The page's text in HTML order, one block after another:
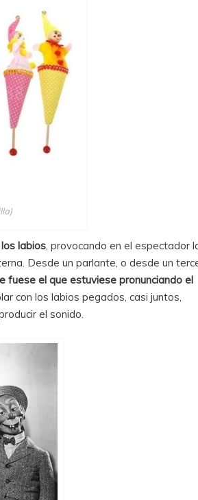
labios , provocando en el espectador
Desde un parlante, o desde un
fuese el que estuviese pronunciando el
con los labios pegados, casi juntos,
el sonido.